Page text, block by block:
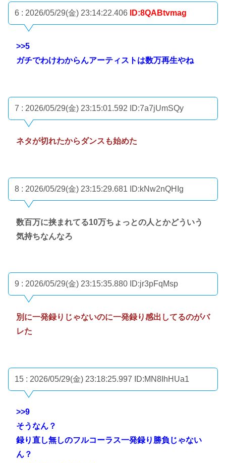
6 : 2026/05/29(金) 23:14:22.406 ID:8QABtvmag
>>5
ガチでわけわからんアーティストは数万再生やね
7 : 2026/05/29(金) 23:15:01.592 ID:7a7jUmSQy
ネタが切れたからダンスも始めた
8 : 2026/05/29(金) 23:15:29.681 ID:kNw2nQHIg
数百万に挟まれてる10万ちょっとの人とかどういう
気持ちなんなろ
9 : 2026/05/29(金) 23:15:35.880 ID:jr3pFqMsp
別に一発録りじゃないのに一発録り感出してるのがバ
レた
15 : 2026/05/29(金) 23:18:25.997 ID:MN8IhHUa1
>>9
そうなん？
録り直し無しのフルコーラス一発録り勝負じゃない
ん？